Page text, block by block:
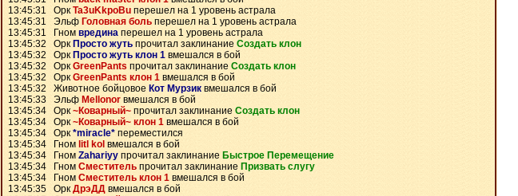
13:45:31 ОркTa3uKkpoBu перешел на 1 уровень астрала
13:45:31 Эльф Головная боль перешел на 1 уровень астрала
13:45:31 Гном вредина перешел на 1 уровень астрала
13:45:32 Орк Просто жуть прочитал заклинание Создать клон
13:45:32 Орк Просто жуть клон 1 вмешался в бой
13:45:32 ОркGreenPants прочитал заклинание Создать клон
13:45:32 Орк GreenPants клон 1 вмешался в бой
13:45:32 Животное бойцовое Кот Мурзик вмешался в бой
13:45:33 Эльф Mellonor вмешался в бой
13:45:34 Орк~Коварный~ прочитал заклинание Создать клон
13:45:34 Орк ~Коварный~ клон 1 вмешался в бой
13:45:34 Орк*miracle* переместился
13:45:34 Гном litl kol вмешался в бой
13:45:34 Гном Zahariyy прочитал заклинание Быстрое Перемещение
13:45:34 Гном Сместитель прочитал заклинание Призвать слугу
13:45:34 Гном Сместитель клон 1 вмешался в бой
13:45:35 ОркДрэДД вмешался в бой